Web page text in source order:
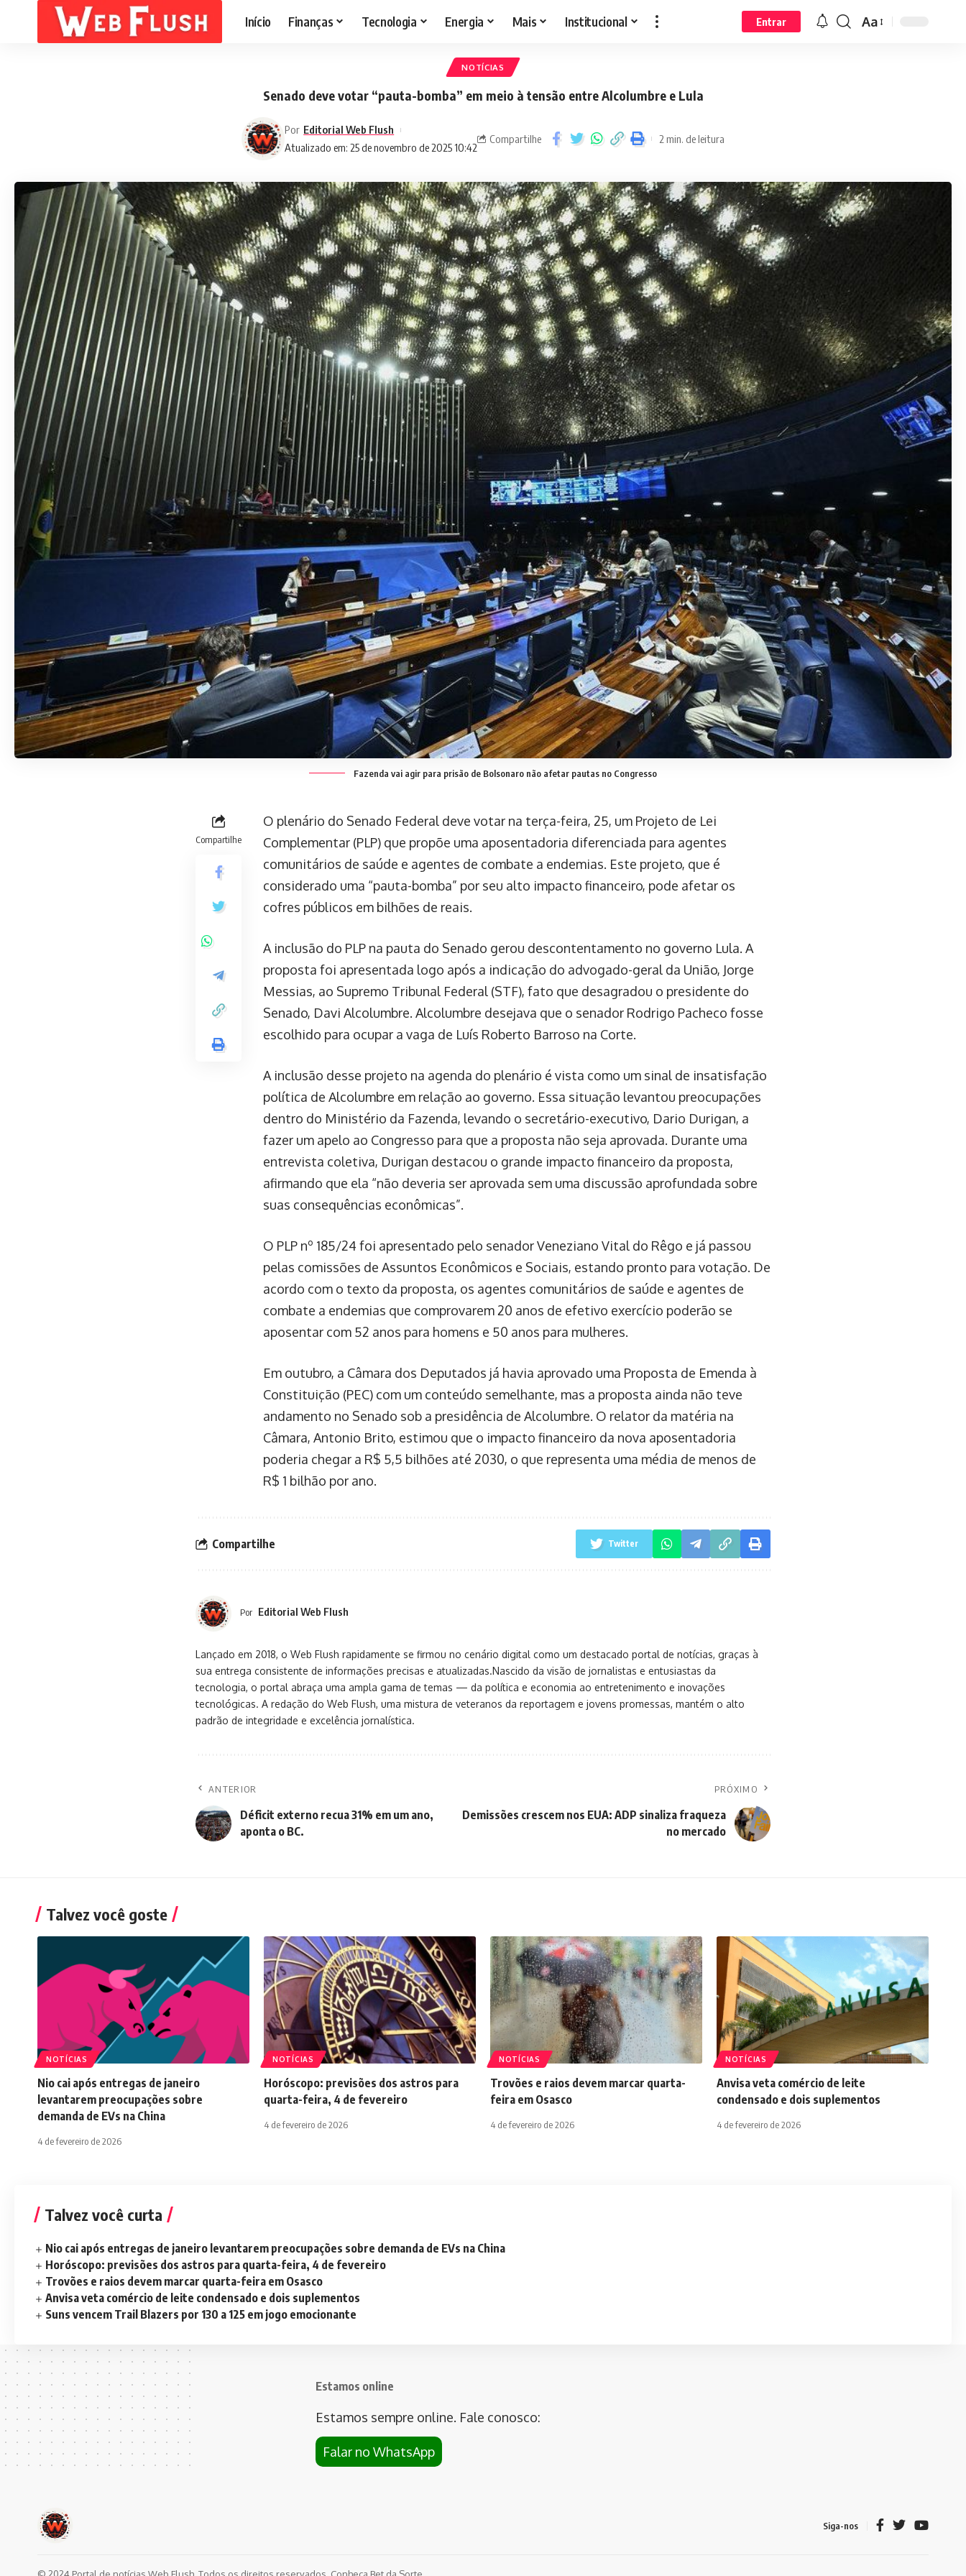
Início Finanças Tecnologia Energia Mais Institucional Entrar Aa
NOTÍCIAS
Senado deve votar “pauta-bomba” em meio à tensão entre Alcolumbre e Lula
Atualizado em: 25 de novembro de 2025 10:42
Por Editorial Web Flush
Compartilhe 2 min. de leitura
Fazenda vai agir para prisão de Bolsonaro não afetar pautas no Congresso
Compartilhe
O plenário do Senado Federal deve votar na terça-feira, 25, um Projeto de Lei
Complementar (PLP) que propõe uma aposentadoria diferenciada para agentes
comunitários de saúde e agentes de combate a endemias. Este projeto, que é
considerado uma “pauta-bomba” por seu alto impacto financeiro, pode afetar os
cofres públicos em bilhões de reais.
A inclusão do PLP na pauta do Senado gerou descontentamento no governo Lula. A
proposta foi apresentada logo após a indicação do advogado-geral da União, Jorge
Messias, ao Supremo Tribunal Federal (STF), fato que desagradou o presidente do
Senado, Davi Alcolumbre. Alcolumbre desejava que o senador Rodrigo Pacheco fosse
escolhido para ocupar a vaga de Luís Roberto Barroso na Corte.
A inclusão desse projeto na agenda do plenário é vista como um sinal de insatisfação
política de Alcolumbre em relação ao governo. Essa situação levantou preocupações
dentro do Ministério da Fazenda, levando o secretário-executivo, Dario Durigan, a
fazer um apelo ao Congresso para que a proposta não seja aprovada. Durante uma
entrevista coletiva, Durigan destacou o grande impacto financeiro da proposta,
afirmando que ela “não deveria ser aprovada sem uma discussão aprofundada sobre
suas consequências econômicas”.
O PLP nº 185/24 foi apresentado pelo senador Veneziano Vital do Rêgo e já passou
pelas comissões de Assuntos Econômicos e Sociais, estando pronto para votação. De
acordo com o texto da proposta, os agentes comunitários de saúde e agentes de
combate a endemias que comprovarem 20 anos de efetivo exercício poderão se
aposentar com 52 anos para homens e 50 anos para mulheres.
Em outubro, a Câmara dos Deputados já havia aprovado uma Proposta de Emenda à
Constituição (PEC) com um conteúdo semelhante, mas a proposta ainda não teve
andamento no Senado sob a presidência de Alcolumbre. O relator da matéria na
Câmara, Antonio Brito, estimou que o impacto financeiro da nova aposentadoria
poderia chegar a R$ 5,5 bilhões até 2030, o que representa uma média de menos de
R$ 1 bilhão por ano.
Compartilhe Twitter
Por Editorial Web Flush
Lançado em 2018, o Web Flush rapidamente se firmou no cenário digital como um destacado portal de notícias, graças à
sua entrega consistente de informações precisas e atualizadas.Nascido da visão de jornalistas e entusiastas da
tecnologia, o portal abraça uma ampla gama de temas — da política e economia ao entretenimento e inovações
tecnológicas. A redação do Web Flush, uma mistura de veteranos da reportagem e jovens promessas, mantém o alto
padrão de integridade e excelência jornalística.
ANTERIOR
Déficit externo recua 31% em um ano,
aponta o BC.
PRÓXIMO
Demissões crescem nos EUA: ADP sinaliza fraqueza
no mercado
Talvez você goste
NOTÍCIAS
Nio cai após entregas de janeiro
levantarem preocupações sobre
demanda de EVs na China
4 de fevereiro de 2026
NOTÍCIAS
Horóscopo: previsões dos astros para
quarta-feira, 4 de fevereiro
4 de fevereiro de 2026
NOTÍCIAS
Trovões e raios devem marcar quarta-
feira em Osasco
4 de fevereiro de 2026
NOTÍCIAS
Anvisa veta comércio de leite
condensado e dois suplementos
4 de fevereiro de 2026
Talvez você curta
Nio cai após entregas de janeiro levantarem preocupações sobre demanda de EVs na China
Horóscopo: previsões dos astros para quarta-feira, 4 de fevereiro
Trovões e raios devem marcar quarta-feira em Osasco
Anvisa veta comércio de leite condensado e dois suplementos
Suns vencem Trail Blazers por 130 a 125 em jogo emocionante
Estamos online
Estamos sempre online. Fale conosco:
Falar no WhatsApp
Siga-nos